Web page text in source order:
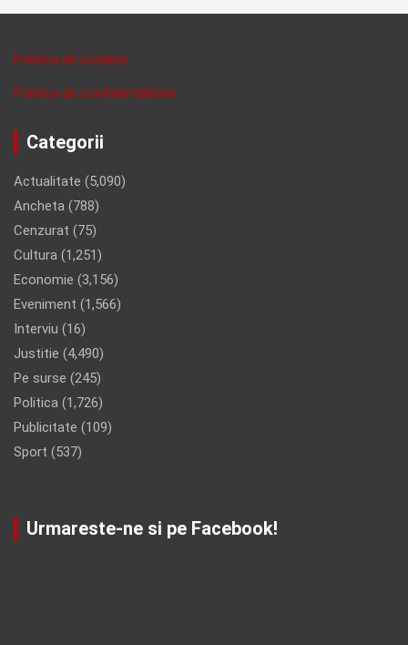
Politica de cookies
Politica de confidentalitate
Categorii
Actualitate (5,090)
Ancheta (788)
Cenzurat (75)
Cultura (1,251)
Economie (3,156)
Eveniment (1,566)
Interviu (16)
Justitie (4,490)
Pe surse (245)
Politica (1,726)
Publicitate (109)
Sport (537)
Urmareste-ne si pe Facebook!